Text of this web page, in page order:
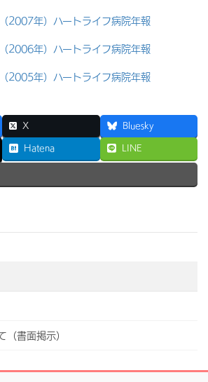
年）ハートライフ病院年報
年）ハートライフ病院年報
年）ハートライフ病院年報
X Bluesky
Hatena LINE
（書面掲示）